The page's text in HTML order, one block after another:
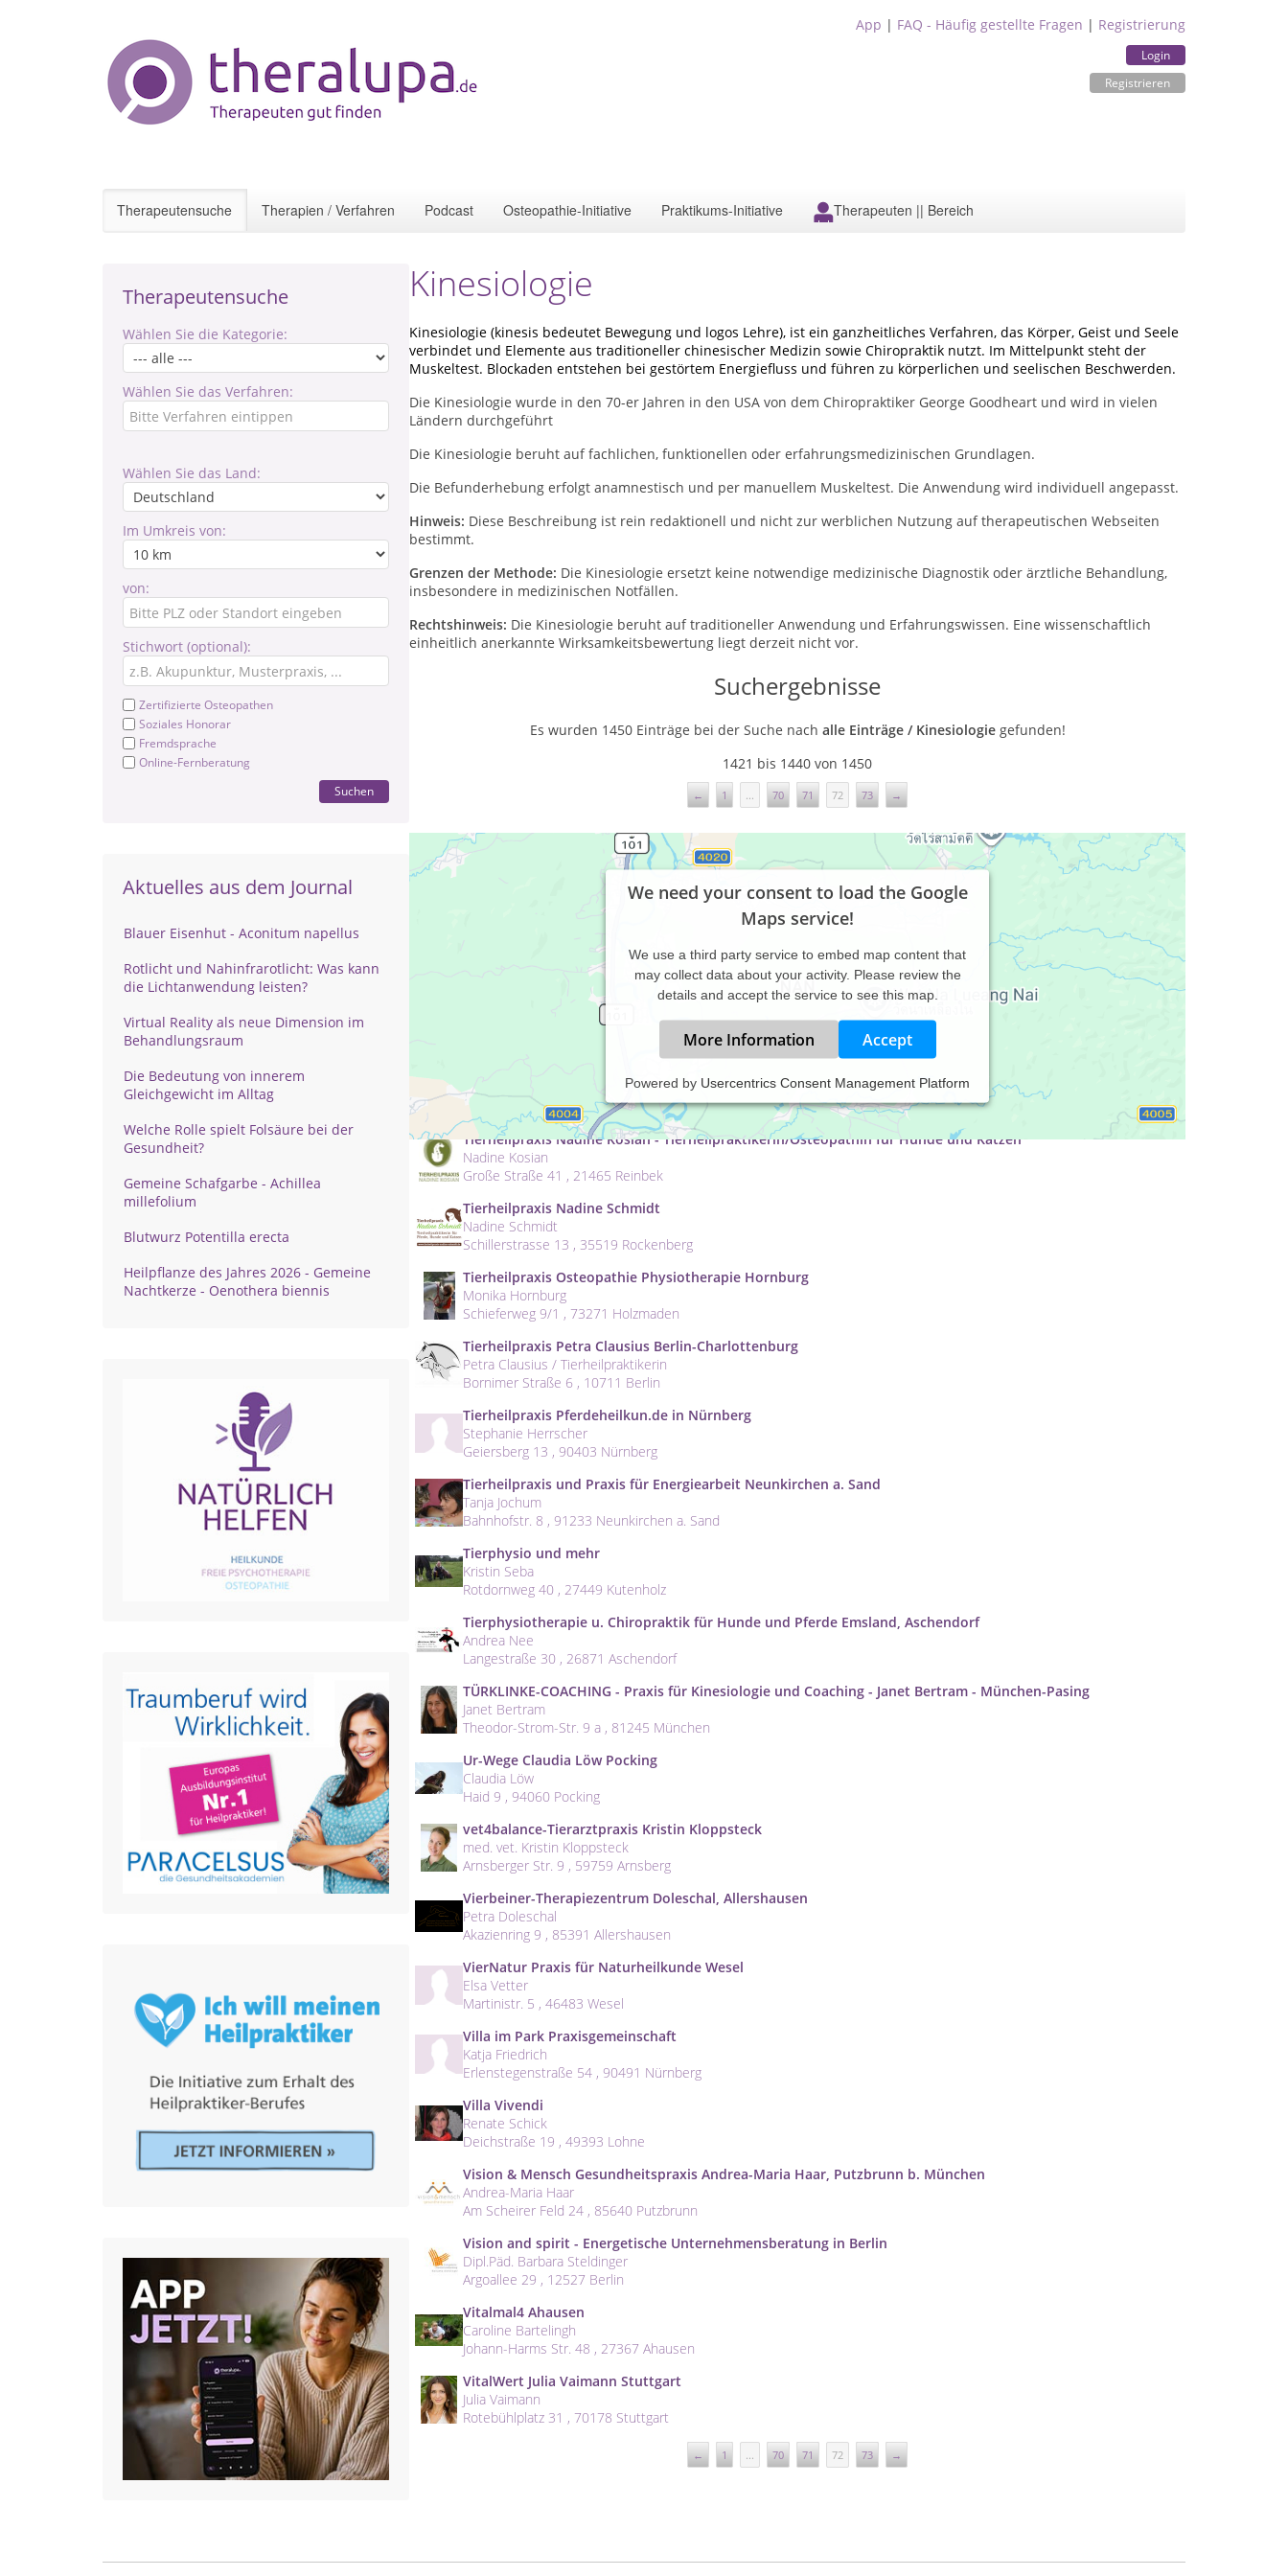
App | FAQ - Häufig gestellte Fragen | Registrierung
Login
Registrieren
Therapeutensuche Therapien / Verfahren Podcast Osteopathie-Initiative Praktikums-Initiative Therapeuten || Bereich
Therapeutensuche
Wählen Sie die Kategorie:
Wählen Sie das Verfahren:
Wählen Sie das Land:
Im Umkreis von:
von:
Stichwort (optional):
Zertifizierte Osteopathen
Soziales Honorar
Fremdsprache
Online-Fernberatung
Suchen
Aktuelles aus dem Journal
Blauer Eisenhut - Aconitum napellus
Rotlicht und Nahinfrarotlicht: Was kann
die Lichtanwendung leisten?
Virtual Reality als neue Dimension im
Behandlungsraum
Die Bedeutung von innerem
Gleichgewicht im Alltag
Welche Rolle spielt Folsäure bei der
Gesundheit?
Gemeine Schafgarbe - Achillea
millefolium
Blutwurz Potentilla erecta
Heilpflanze des Jahres 2026 - Gemeine
Nachtkerze - Oenothera biennis
Kinesiologie
Kinesiologie (kinesis bedeutet Bewegung und logos Lehre), ist ein ganzheitliches Verfahren, das Körper, Geist und Seele
verbindet und Elemente aus traditioneller chinesischer Medizin sowie Chiropraktik nutzt. Im Mittelpunkt steht der
Muskeltest. Blockaden entstehen bei gestörtem Energiefluss und führen zu körperlichen und seelischen Beschwerden.
Die Kinesiologie wurde in den 70-er Jahren in den USA von dem Chiropraktiker George Goodheart und wird in vielen
Ländern durchgeführt
Die Kinesiologie beruht auf fachlichen, funktionellen oder erfahrungsmedizinischen Grundlagen.
Die Befunderhebung erfolgt anamnestisch und per manuellem Muskeltest. Die Anwendung wird individuell angepasst.
Hinweis: Diese Beschreibung ist rein redaktionell und nicht zur werblichen Nutzung auf therapeutischen Webseiten
bestimmt.
Grenzen der Methode: Die Kinesiologie ersetzt keine notwendige medizinische Diagnostik oder ärztliche Behandlung,
insbesondere in medizinischen Notfällen.
Rechtshinweis: Die Kinesiologie beruht auf traditioneller Anwendung und Erfahrungswissen. Eine wissenschaftlich
einheitlich anerkannte Wirksamkeitsbewertung liegt derzeit nicht vor.
Suchergebnisse
Es wurden 1450 Einträge bei der Suche nach alle Einträge / Kinesiologiegefunden!
1421 bis 1440 von 1450
← 1 ... 70 71 72 73 →
We need your consent to load the Google
Maps service!
We use a third party service to embed map content that
may collect data about your activity. Please review the
details and accept the service to see this map.
More Information Accept
Powered by Usercentrics Consent Management Platform
Tierheilpraxis Martina Ramm
THP Martina Ramm
Palmbachstraße 24 , 65326 Aarbergen
Tierheilpraxis Nadine Kosian - Tierheilpraktikerin/Osteopathin für Hunde und Katzen
Nadine Kosian
Große Straße 41 , 21465 Reinbek
Tierheilpraxis Nadine Schmidt
Nadine Schmidt
Schillerstrasse 13 , 35519 Rockenberg
Tierheilpraxis Osteopathie Physiotherapie Hornburg
Monika Hornburg
Schieferweg 9/1 , 73271 Holzmaden
Tierheilpraxis Petra Clausius Berlin-Charlottenburg
Petra Clausius / Tierheilpraktikerin
Bornimer Straße 6 , 10711 Berlin
Tierheilpraxis Pferdeheilkun.de in Nürnberg
Stephanie Herrscher
Geiersberg 13 , 90403 Nürnberg
Tierheilpraxis und Praxis für Energiearbeit Neunkirchen a. Sand
Tanja Jochum
Bahnhofstr. 8 , 91233 Neunkirchen a. Sand
Tierphysio und mehr
Kristin Seba
Rotdornweg 40 , 27449 Kutenholz
Tierphysiotherapie u. Chiropraktik für Hunde und Pferde Emsland, Aschendorf
Andrea Nee
Langestraße 30 , 26871 Aschendorf
TÜRKLINKE-COACHING - Praxis für Kinesiologie und Coaching - Janet Bertram - München-Pasing
Janet Bertram
Theodor-Strom-Str. 9 a , 81245 München
Ur-Wege Claudia Löw Pocking
Claudia Löw
Haid 9 , 94060 Pocking
vet4balance-Tierarztpraxis Kristin Kloppsteck
med. vet. Kristin Kloppsteck
Arnsberger Str. 9 , 59759 Arnsberg
Vierbeiner-Therapiezentrum Doleschal, Allershausen
Petra Doleschal
Akazienring 9 , 85391 Allershausen
VierNatur Praxis für Naturheilkunde Wesel
Elsa Vetter
Martinistr. 5 , 46483 Wesel
Villa im Park Praxisgemeinschaft
Katja Friedrich
Erlenstegenstraße 54 , 90491 Nürnberg
Villa Vivendi
Renate Schick
Deichstraße 19 , 49393 Lohne
Vision & Mensch Gesundheitspraxis Andrea-Maria Haar, Putzbrunn b. München
Andrea-Maria Haar
Am Scheirer Feld 24 , 85640 Putzbrunn
Vision and spirit - Energetische Unternehmensberatung in Berlin
Dipl.Päd. Barbara Steldinger
Argoallee 29 , 12527 Berlin
Vitalmal4 Ahausen
Caroline Bartelingh
Johann-Harms Str. 48 , 27367 Ahausen
VitalWert Julia Vaimann Stuttgart
Julia Vaimann
Rotebühlplatz 31 , 70178 Stuttgart
← 1 ... 70 71 72 73 →